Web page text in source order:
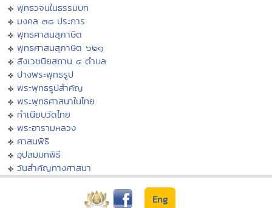
พุทธวจนในธรรมบท
มงคล ๓๘ ประการ
พุทธศาสนสุภาษิต
พุทธศาสนสุภาษิต ๖๒๑
สังเวชนียสถาน ๔ ตำบล
ปางพระพุทธรูป
พระพุทธรูปสำคัญ
พระพุทธศาสนาในไทย
ทำเนียบวัดไทย
พระอารามหลวง
ศาสนพิธี
อุปสมบทพิธี
วันสำคัญทางศาสนา
Eng